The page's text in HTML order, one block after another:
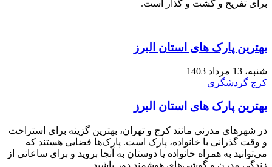
برای تفریح و گشت و گذار است.
بهترین پارک های استان البرز
شنبه، 13 مرداد 1403
کرج گردشگری
بهترین پارک های استان البرز
در شهر‌های مدرنی مانند کرج و تهران، بهترین گزینه برای استراحت
و وقت گذرانی با خانواده، پارک است. پارک‌ها فضایی هستند که
می‌توانید به همراه خانواده یا دوستان به آنجا بروید و برای ساعاتی از
زندگی مدرن و گوشی‌های هوشمند دور باشید